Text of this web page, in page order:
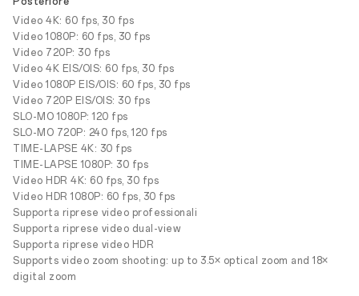
Video 4K: 60 fps, 30 fps
Video 1080P: 60 fps, 30 fps
Video 720P: 30 fps
Video 4K EIS/OIS: 60 fps, 30 fps
Video 1080P EIS/OIS: 60 fps, 30 fps
Video 720P EIS/OIS: 30 fps
SLO-MO 1080P: 120 fps
SLO-MO 720P: 240 fps, 120 fps
TIME-LAPSE 4K: 30 fps
TIME-LAPSE 1080P: 30 fps
Video HDR 4K: 60 fps, 30 fps
Video HDR 1080P: 60 fps, 30 fps
Supporta riprese video professionali
Supporta riprese video dual-view
Supporta riprese video HDR
Supports video zoom shooting: up to 3.5× optical zoom and 18×
digital zoom